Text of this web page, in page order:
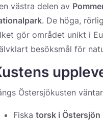
västra delen av
. De höga,
gör området unikt i
besöksmål för
Östersjökusten
Fiska torsk i Östersjön